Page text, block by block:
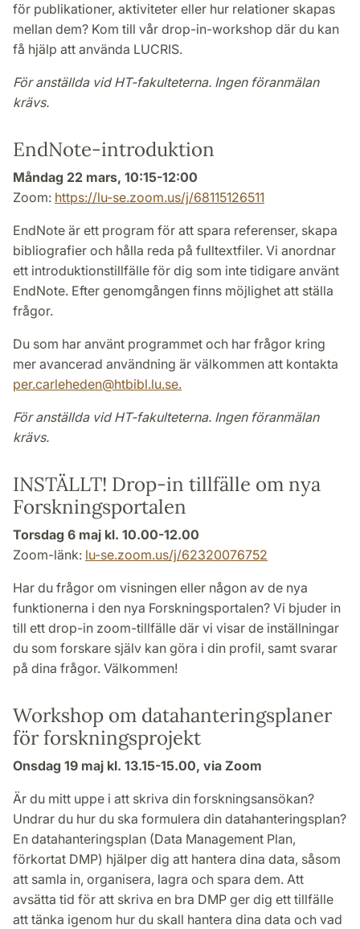
för publikationer, aktiviteter eller hur relationer skapas
mellan dem? Kom till vår drop-in-workshop där du kan
få hjälp att använda LUCRIS.
För anställda vid HT-fakulteterna. Ingen föranmälan
krävs.
EndNote-introduktion
Måndag 22 mars, 10:15-12:00
Zoom: https://lu-se.zoom.us/j/68115126511
EndNote är ett program för att spara referenser, skapa
bibliografier och hålla reda på fulltextfiler. Vi anordnar
ett introduktionstillfälle för dig som inte tidigare använt
EndNote. Efter genomgången finns möjlighet att ställa
frågor.
Du som har använt programmet och har frågor kring
mer avancerad användning är välkommen att kontakta
per.carleheden@htbibl.lu.se.
För anställda vid HT-fakulteterna. Ingen föranmälan
krävs.
INSTÄLLT! Drop-in tillfälle om nya
Forskningsportalen
Torsdag 6 maj kl. 10.00-12.00
Zoom-länk: lu-se.zoom.us/j/62320076752
Har du frågor om visningen eller någon av de nya
funktionerna i den nya Forskningsportalen? Vi bjuder in
till ett drop-in zoom-tillfälle där vi visar de inställningar
du som forskare själv kan göra i din profil, samt svarar
på dina frågor. Välkommen!
Workshop om datahanteringsplaner
för forskningsprojekt
Onsdag 19 maj kl. 13.15-15.00, via Zoom
Är du mitt uppe i att skriva din forskningsansökan?
Undrar du hur du ska formulera din datahanteringsplan?
En datahanteringsplan (Data Management Plan,
förkortat DMP) hjälper dig att hantera dina data, såsom
att samla in, organisera, lagra och spara dem. Att
avsätta tid för att skriva en bra DMP ger dig ett tillfälle
att tänka igenom hur du skall hantera dina data och vad